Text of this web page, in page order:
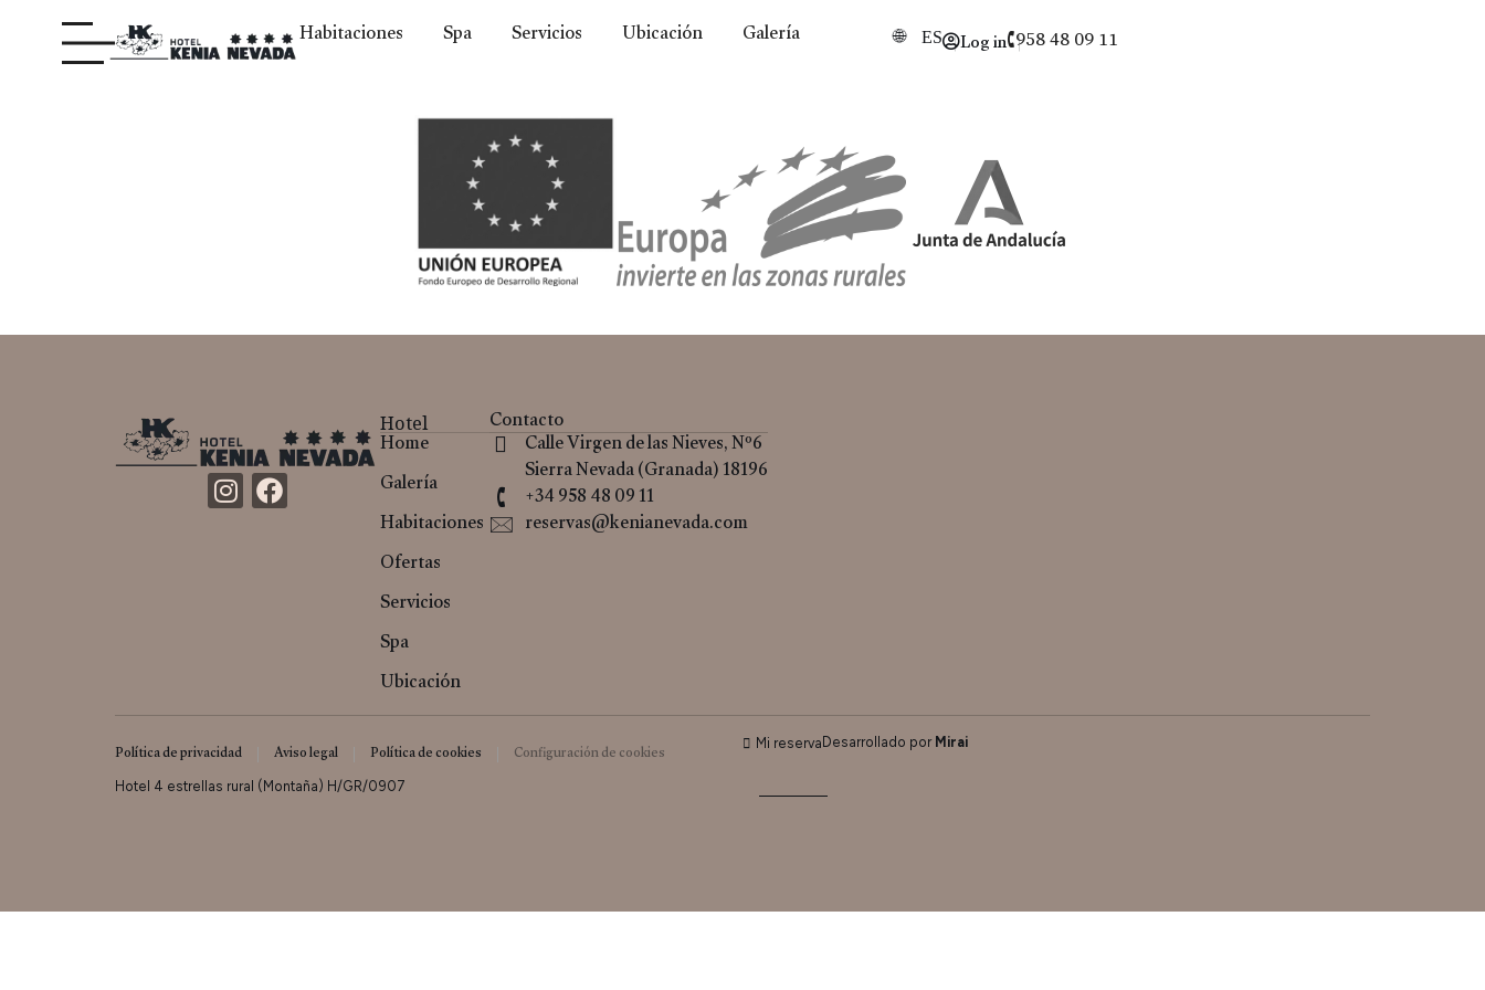
Habitaciones Spa Servicios Ubicación Galería ES Log in 958 48 09 11
Hotel
Home
Galería
Habitaciones
Ofertas
Servicios
Spa
Ubicación
ContactoCalle Virgen de las Nieves, Nº6
Sierra Nevada (Granada) 18196
+34 958 48 09 11
reservas@kenianevada.com
Política de privacidad Aviso legal Política de cookies Configuración de cookies
Hotel 4 estrellas rural (Montaña) H/GR/0907
Mi reserva Desarrollado por Mirai